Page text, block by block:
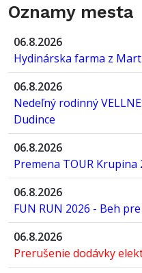
Oznamy mesta
06.8.2026
Hydinárska farma z
06.8.2026
Nedeľný rodinný
Dudince
06.8.2026
Premena TOUR Krupina
06.8.2026
FUN RUN 2026 - Beh
06.8.2026
Prerušenie dodávky